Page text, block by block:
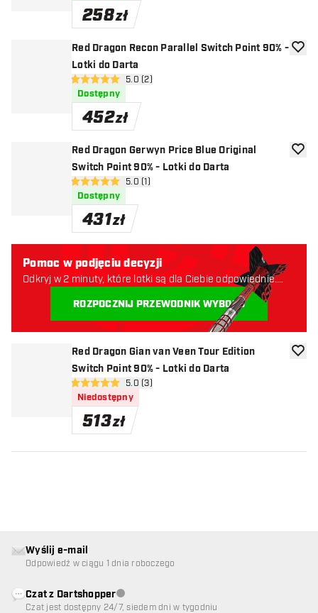
258zł
Red Dragon Recon Parallel Switch Point 90% -
Lotki do Darta
otwórz panel recenzji
5 gwiazdki oceny5.0 (2)
Dostępny
452zł
Red Dragon Gerwyn Price Blue Original
Switch Point 90% - Lotki do Darta
otwórz panel recenzji
5 gwiazdki oceny
5.0 (1)
Dostępny
431zł
Red Dragon Gian van Veen Tour Edition
Switch Point 90% - Lotki do Darta
otwórz panel recenzji
5 gwiazdki oceny5.0 (3)
Niedostępny
513zł
Pomoc w podjęciu decyzji
Odkryj w 2 minuty, które lotki są dla Ciebie odpowiednie.
ROZPOCZNIJ PRZEWODNIK WYBORU
Wyślij e-mail
Odpowiedź w ciągu 1 dnia roboczego
Czat z DartshopperObsługa klienta niedostępna
Czat jest dostępny 24/7, siedem dni w tygodniu